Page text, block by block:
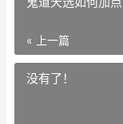
« 上一篇
没有了！